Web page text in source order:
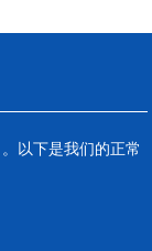
以下是我们的正常